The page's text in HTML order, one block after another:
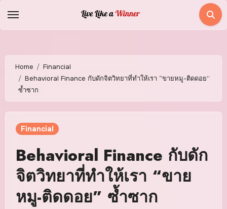
Home
Financial
Behavioral Finance กับดักจิตวิทยาที่ทำให้เรา “ขายหมู-ติดดอย”
ซ้ำซาก
Financial
Behavioral Finance กับดัก
จิตวิทยาที่ทำให้เรา “ขาย
หมู-ติดดอย” ซ้ำซาก